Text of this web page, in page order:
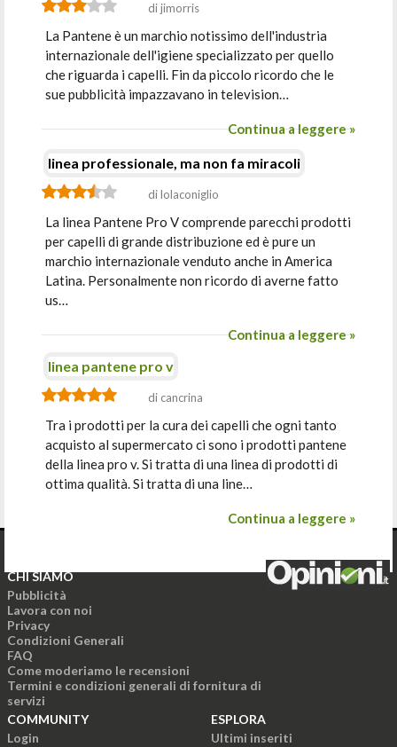
di jimorris
La Pantene è un marchio notissimo dell'industria
internazionale dell'igiene specializzato per quello
che riguarda i capelli. Fin da piccolo ricordo che le
sue pubblicità impazzavano in television…
Continua a leggere »
linea professionale, ma non fa miracoli
di lolaconiglio
La linea Pantene Pro V comprende parecchi prodotti
per capelli di grande distribuzione ed è pure un
marchio internazionale venduto anche in America
Latina. Personalmente non ricordo di averne fatto
us…
Continua a leggere »
linea pantene pro v
di cancrina
Tra i prodotti per la cura dei capelli che ogni tanto
acquisto al supermercato ci sono i prodotti pantene
della linea pro v. Si tratta di una linea di prodotti di
ottima qualità. Si tratta di una line…
Continua a leggere »
CHI SIAMO
Pubblicità
Lavora con noi
Privacy
Condizioni Generali
FAQ
Come moderiamo le recensioni
Termini e condizioni generali di fornitura di
servizi
COMMUNITY
Login
ESPLORA
Ultimi inseriti